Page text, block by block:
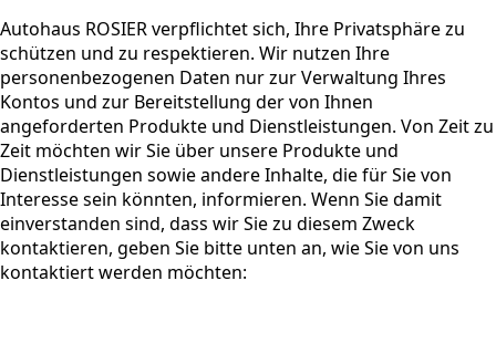
Autohaus ROSIER verpflichtet sich, Ihre Privatsphäre zu
schützen und zu respektieren. Wir nutzen Ihre
personenbezogenen Daten nur zur Verwaltung Ihres
Kontos und zur Bereitstellung der von Ihnen
angeforderten Produkte und Dienstleistungen. Von Zeit zu
Zeit möchten wir Sie über unsere Produkte und
Dienstleistungen sowie andere Inhalte, die für Sie von
Interesse sein könnten, informieren. Wenn Sie damit
einverstanden sind, dass wir Sie zu diesem Zweck
kontaktieren, geben Sie bitte unten an, wie Sie von uns
kontaktiert werden möchten: